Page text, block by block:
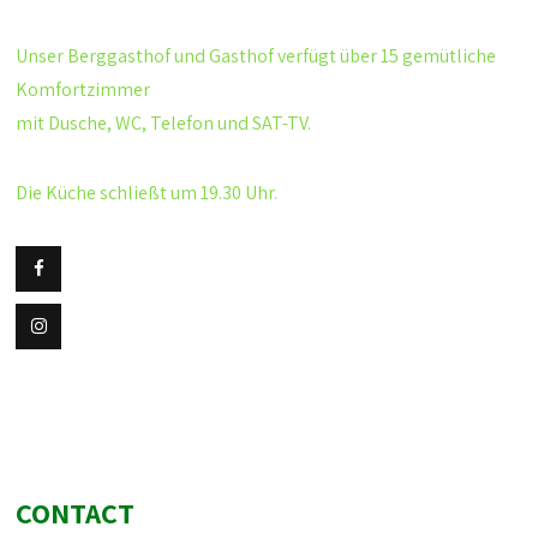
Unser Berggasthof und Gasthof verfügt über 15 gemütliche
Komfortzimmer
mit Dusche, WC, Telefon und SAT-TV.
Die Küche schließt um 19.30 Uhr.
CONTACT